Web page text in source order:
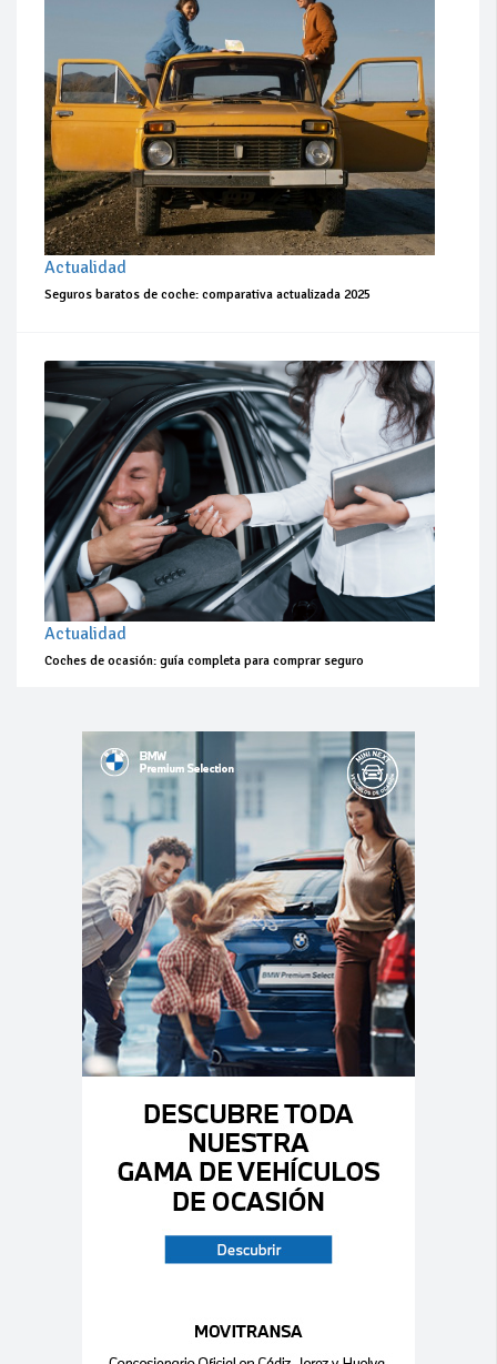
Actualidad
Seguros baratos de coche: comparativa actualizada 2025
Actualidad
Coches de ocasión: guía completa para comprar seguro